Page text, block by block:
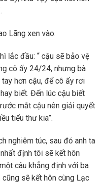
Lãng xen vào.
lắc đầu: “ cậu sẽ bảo vệ
cô ấy 24/24, nhưng bà
hơn cậu, để cô ấy rơi
biết. Đến lúc cậu biết
mắt cậu nên giải quyết
tiểu thư kia”.
nghiêm túc, sau đó anh ta
định tôi sẽ kết hôn
câu khẳng định với ba
sẽ kết hôn cùng Lạc